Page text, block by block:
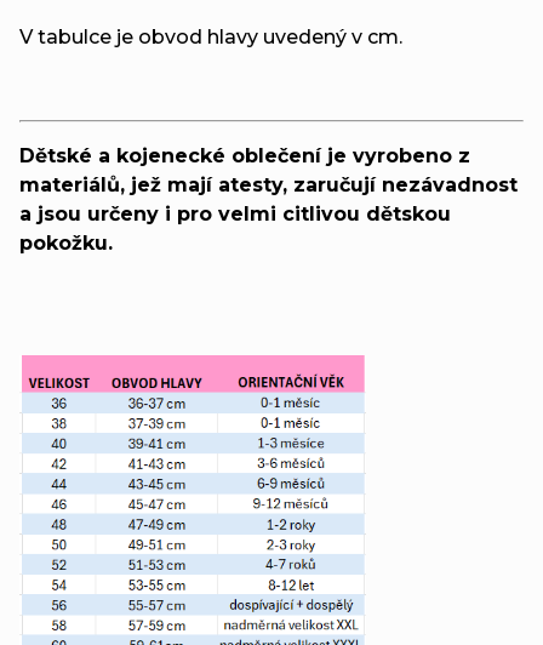
V tabulce je obvod hlavy uvedený v cm.
Dětské a kojenecké oblečení je vyrobeno z
materiálů, jež mají atesty, zaručují nezávadnost
a jsou určeny i pro velmi citlivou dětskou
pokožku.